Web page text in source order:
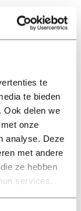
te
te bieden
Ook delen we
onze
analyse. Deze
met andere
ze hebben
services.
EN
naar
in